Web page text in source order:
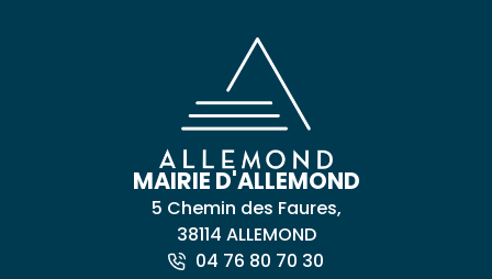
MAIRIE D'ALLEMOND
5 Chemin des Faures,
38114 ALLEMOND
04 76 80 70 30